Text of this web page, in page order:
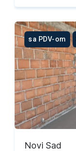
sa PDV-om
Novi Sad